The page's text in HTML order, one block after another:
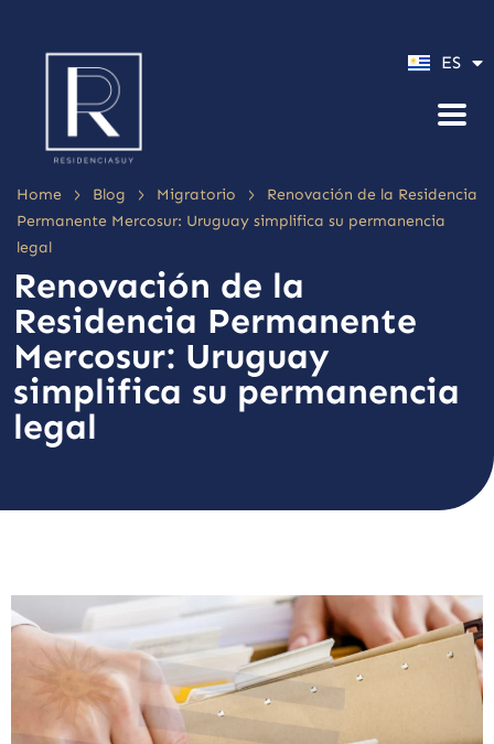
ES
EN
Home > Blog > Migratorio >
Renovación de la Residencia
Permanente Mercosur: Uruguay simplifica su permanencia
legal
Renovación de la
Residencia Permanente
Mercosur: Uruguay
simplifica su permanencia
legal